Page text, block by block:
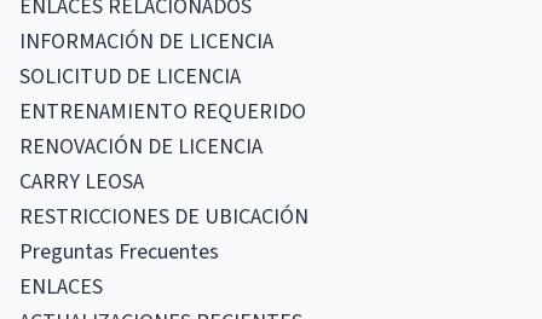
ENLACES RELACIONADOS
INFORMACIÓN DE LICENCIA
SOLICITUD DE LICENCIA
ENTRENAMIENTO REQUERIDO
RENOVACIÓN DE LICENCIA
CARRY LEOSA
RESTRICCIONES DE UBICACIÓN
Preguntas Frecuentes
ENLACES